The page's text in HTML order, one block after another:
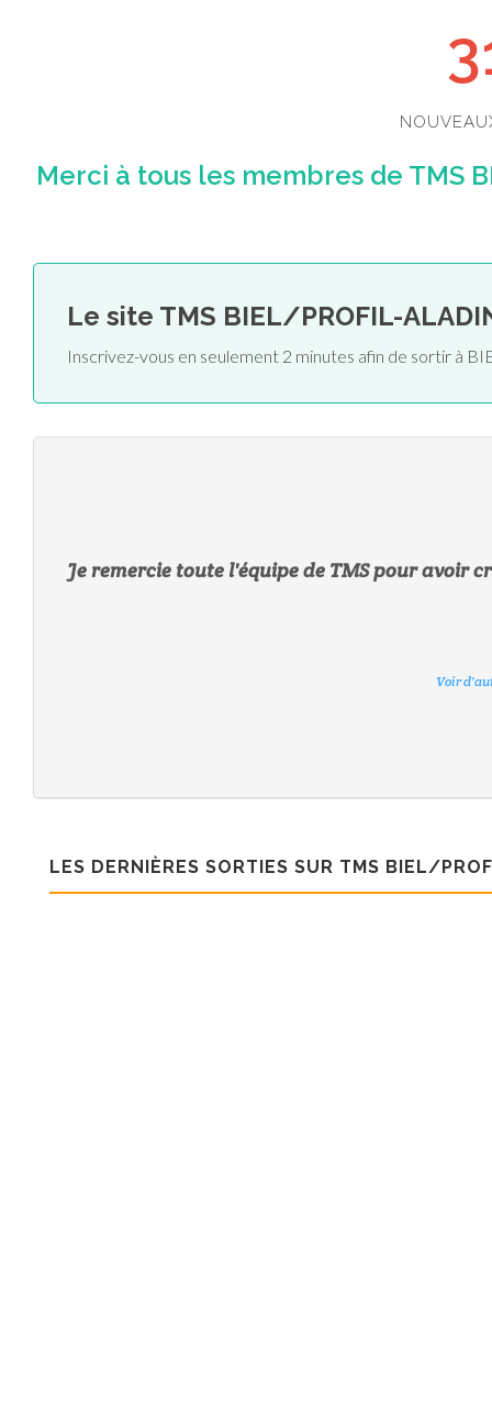
Merci à tous les membres de TMS
Le site TMS BIEL/PROFIL-
Inscrivez-vous en seulement 2 minutes afin de sortir à
Je remercie toute l'équipe de TMS pour avoir
Voir
Voir
Voir
LES DERNIÈRES SORTIES SUR TMS BIEL/